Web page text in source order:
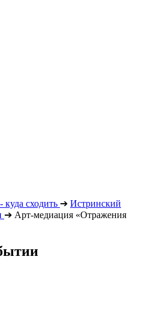
сходить ➔ Истринский
➔ Арт-медиация «Отражения